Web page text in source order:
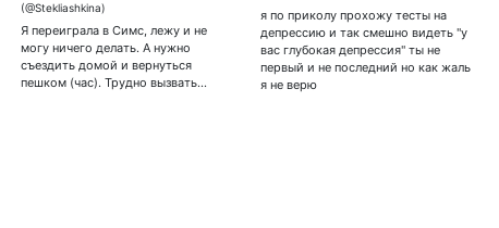
ретвиты не означают
поддержку
Я переиграла в Симс, лежу и не
могу ничего делать. А нужно
съездить домой и вернуться
пешком (час). Трудно вызвать…
я по приколу прохожу тесты на
депрессию и так смешно видеть "у
вас глубокая депрессия" ты не
первый и не последний но как жаль
я не верю